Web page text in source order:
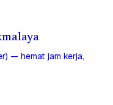
— hemat jam kerja,